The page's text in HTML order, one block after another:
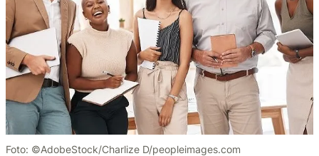
Foto: ©AdobeStock/Charlize D/peopleimages.com